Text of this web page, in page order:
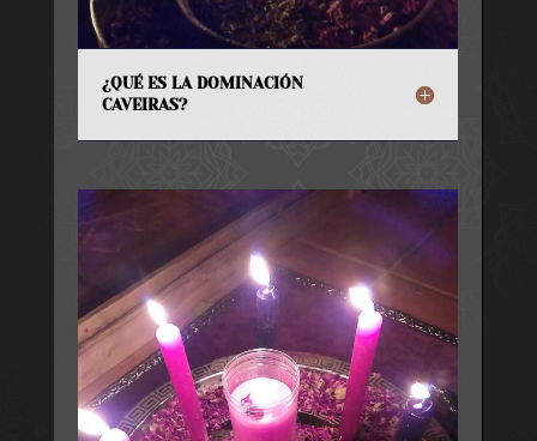
¿QUÉ ES LA DOMINACIÓN
CAVEIRAS?